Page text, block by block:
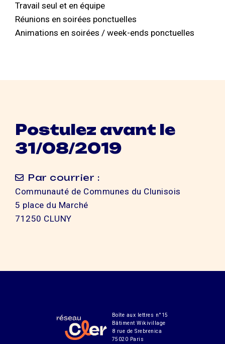
Travail seul et en équipe
Réunions en soirées ponctuelles
Animations en soirées / week-ends ponctuelles
Postulez avant le
31/08/2019
Par courrier :
Communauté de Communes du Clunisois
5 place du Marché
71250 CLUNY
Boîte aux lettres n°15
Bâtiment Wikivillage
8 rue de Srebrenica
75020 Paris